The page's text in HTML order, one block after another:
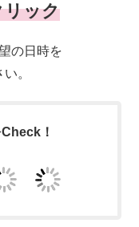
リック
の日時を
。
！